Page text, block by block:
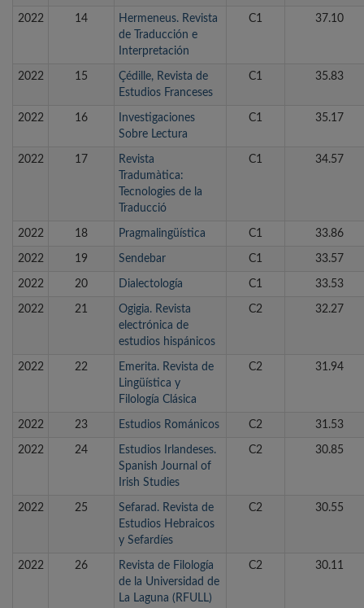
2022 14
Hermeneus. Revista
de Traducción e
Interpretación
C1 37.10
2022 15
Çédille, Revista de
Estudios Franceses
C1 35.83
2022 16
Investigaciones
Sobre Lectura
C1 35.17
2022 17
Revista
Tradumàtica:
Tecnologies de la
Traducció
C1 34.57
2022 18 Pragmalingüística C1 33.86
2022 19 Sendebar C1 33.57
2022 20 Dialectología C1 33.53
2022 21
Ogigia. Revista
electrónica de
estudios hispánicos
C2 32.27
2022 22
Emerita. Revista de
Lingüística y
Filología Clásica
C2 31.94
2022 23 Estudios Románicos C2 31.53
2022 24
Estudios Irlandeses.
Spanish Journal of
Irish Studies
C2 30.85
2022 25
Sefarad. Revista de
Estudios Hebraicos
y Sefardíes
C2 30.55
2022 26
Revista de Filología
de la Universidad de
La Laguna (RFULL)
C2 30.11